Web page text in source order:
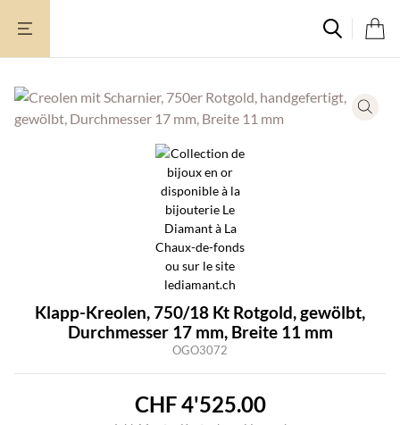
Inhalt
Klapp-Kreolen, 750/18 Kt Rotgold, gewölbt,
Durchmesser 17 mm, Breite 11 mm
OGO3072
CHF4'525.00